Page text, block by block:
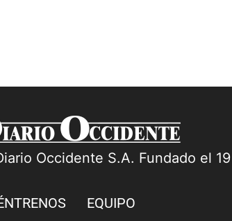
Occidente S.A. Fundado el
EQUIPO